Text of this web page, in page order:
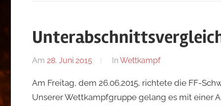
Wiesmath
Am 28. Juni 2015
Von
In Wettkampf
Am Freitag, dem 26.06.2015, richtete die FF-
Unserer Wettkampfgruppe gelang es mit einer